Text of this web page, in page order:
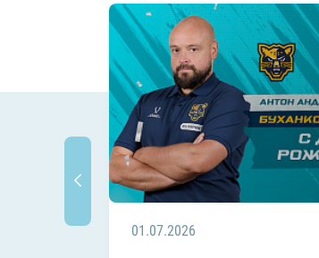
01.07.2026